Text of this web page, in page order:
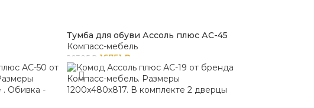
Тумба для обуви Ассоль плюс АС-45
Компасс-мебель
20305 ₽ 16751 ₽